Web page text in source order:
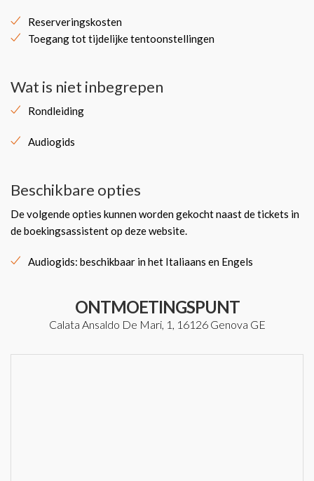
Reserveringskosten
Toegang tot tijdelijke tentoonstellingen
Wat is niet inbegrepen
Rondleiding
Audiogids
Beschikbare opties
De volgende opties kunnen worden gekocht naast de tickets in
de boekingsassistent op deze website.
Audiogids: beschikbaar in het Italiaans en Engels
ONTMOETINGSPUNT
Calata Ansaldo De Mari, 1, 16126 Genova GE